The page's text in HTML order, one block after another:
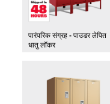
पारंपरिक संग्रह - पाउडर लेपित
धातु लॉकर